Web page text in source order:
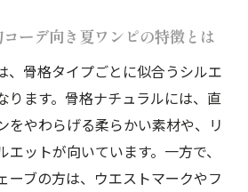
ーデ向き夏ワンピの特徴とは
、骨格タイプごとに似合うシルエ
ります。骨格ナチュラルには、直
をやわらげる柔らかい素材や、リ
ットが向いています。一方で、
ーブの方は、ウエストマークやフ